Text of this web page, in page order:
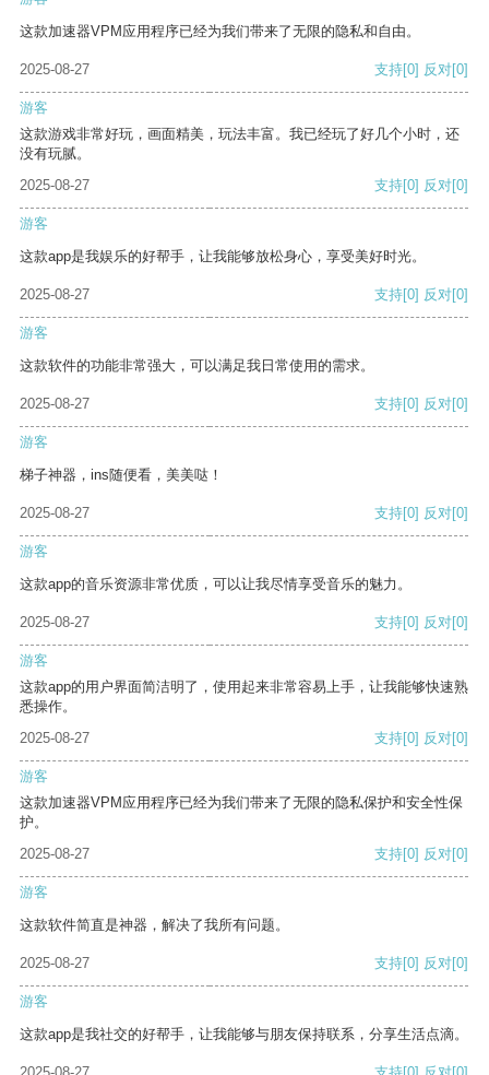
这款加速器VPM应用程序已经为我们带来了无限的隐私和自由。
2025-08-27 支持[0] 反对[0]
游客
这款游戏非常好玩，画面精美，玩法丰富。我已经玩了好几个小时，还
没有玩腻。
2025-08-27
支持[0] 反对[0]
游客
这款app是我娱乐的好帮手，让我能够放松身心，享受美好时光。
2025-08-27 支持[0] 反对[0]
游客
这款软件的功能非常强大，可以满足我日常使用的需求。
2025-08-27 支持[0] 反对[0]
游客
梯子神器，ins随便看，美美哒！
2025-08-27 支持[0] 反对[0]
游客
这款app的音乐资源非常优质，可以让我尽情享受音乐的魅力。
2025-08-27 支持[0] 反对[0]
游客
这款app的用户界面简洁明了，使用起来非常容易上手，让我能够快速熟
悉操作。
2025-08-27
支持[0] 反对[0]
游客
这款加速器VPM应用程序已经为我们带来了无限的隐私保护和安全性保
护。
2025-08-27
支持[0] 反对[0]
游客
这款软件简直是神器，解决了我所有问题。
2025-08-27 支持[0] 反对[0]
游客
这款app是我社交的好帮手，让我能够与朋友保持联系，分享生活点滴。